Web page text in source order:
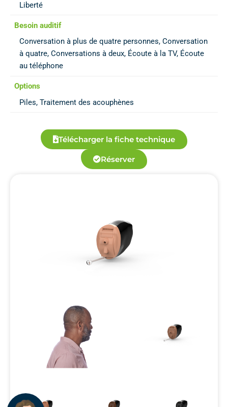
Liberté
Besoin auditif
Conversation à plus de quatre personnes, Conversation
à quatre, Conversations à deux, Écoute à la TV, Écoute
au téléphone
Options
Piles, Traitement des acouphènes
Télécharger la fiche technique
Réserver